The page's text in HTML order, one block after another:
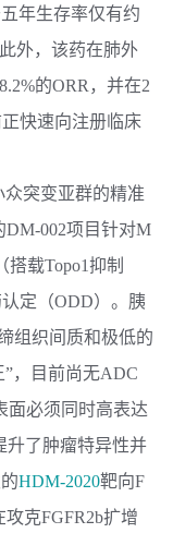
年生存率仅有约
外，该药在肺外
的ORR，并在2
快速向注册临床
突变亚群的精准
DM-002项目针对M
载Topo1抑制
定（ODD）。胰
组织间质和极低的
”，目前尚无ADC
面必须同时高表达
升了肿瘤特异性并
HDM-2020靶向F
克FGFR2b扩增